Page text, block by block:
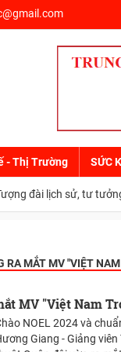
- Thị Trường SỨC
đài lịch sử, tư tưởng
MẮT MV "VIỆT
MV "Việt Nam
NOEL 2024 và
Giang - Giảng